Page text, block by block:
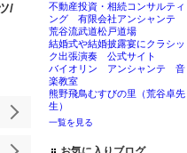
/
不動産投資・相続コンサルティ
ング 有限会社アンシャンテ
荒谷流武道松戸道場
結婚式や結婚披露宴にクラシッ
ク出張演奏 公式サイト
バイオリン アンシャンテ 音
楽教室
熊野飛鳥むすびの里（荒谷卓先
生）
一覧を見る